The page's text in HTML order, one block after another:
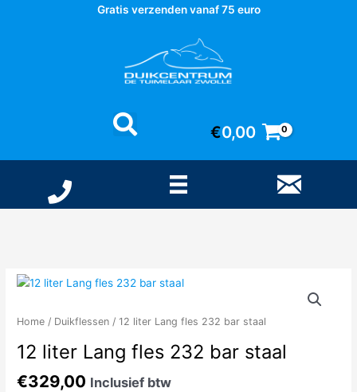
Gratis verzenden vanaf 75 euro
Professioneel advies
€0,00
Home / Duikflessen / 12 liter Lang fles 232 bar staal
12 liter Lang fles 232 bar staal
€329,00 Inclusief btw